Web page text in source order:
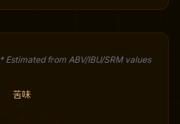
* Estimated from ABV/IBU/SRM values
苦味